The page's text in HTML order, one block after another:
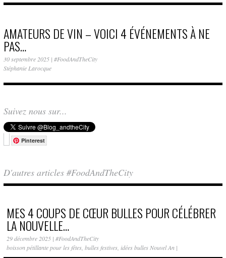
AMATEURS DE VIN – VOICI 4 ÉVÉNEMENTS À NE
PAS…
30 septembre 2025 | #FoodAndTheCity
Stéphanie Larocque
Suivez nous sur...
Pinterest
D'autres articles #FoodAndTheCity
MES 4 COUPS DE CŒUR BULLES POUR CÉLÉBRER
LA NOUVELLE…
29 décembre 2025 | #FoodAndTheCity
boisson pétillante pour les fêtes bulles festives idées bulles Nouvel An |